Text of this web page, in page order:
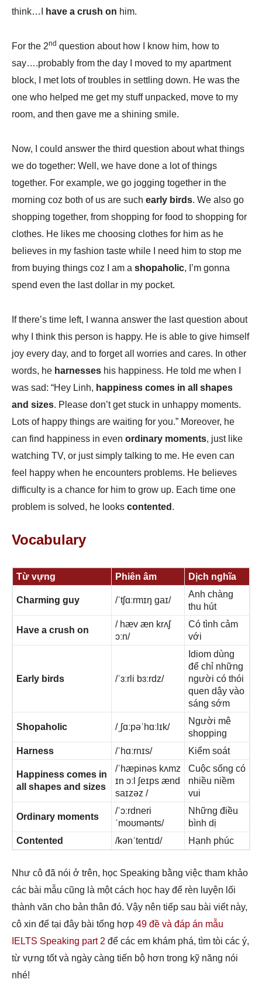
think…I
have a crush on him.
For the 2nd question about how I know him, how to
say….probably from the day I moved to my apartment
block, I met lots of troubles in settling down. He was the
one who helped me get my stuff unpacked, move to my
room, and then gave me a shining smile.
Now, I could answer the third question about what things
we do together: Well, we have done a lot of things
together. For example, we go jogging together in the
morning coz both of us are such early birds. We also go
shopping together, from shopping for food to shopping for
clothes. He likes me choosing clothes for him as he
believes in my fashion taste while I need him to stop me
from buying things coz I am a shopaholic, I’m gonna
spend even the last dollar in my pocket.
If there’s time left, I wanna answer the last question about
why I think this person is happy. He is able to give himself
joy every day, and to forget all worries and cares. In other
words, he harnesses his happiness. He told me when I
was sad: “Hey Linh, happiness comes in all shapes
and sizes. Please don’t get stuck in unhappy moments.
Lots of happy things are waiting for you.” Moreover, he
can find happiness in even ordinary moments, just like
watching TV, or just simply talking to me. He even can
feel happy when he encounters problems. He believes
difficulty is a chance for him to grow up. Each time one
problem is solved, he looks contented .
Vocabulary
Từ vựng Phiên âm Dịch nghĩa
Charming guy /ˈtʃɑːrmɪŋ ɡaɪ/
Anh chàng
thu hút
Have a crush on
/ hæv æn krʌʃ
ɔːn/
Có tình cảm
với
Early birds /ˈɜːrli bɜːrdz/
Idiom dùng
để chỉ những
người có thói
quen dậy vào
sáng sớm
Shopaholic /ˌʃɑːpəˈhɑːlɪk/
Người mê
shopping
Harness
/ˈhɑːrnɪs/ Kiểm soát
Happiness comes in
all shapes and sizes
/ˈhæpinəs kʌmz
ɪn ɔːl ʃeɪps ænd
saɪzəz /
Cuộc sống có
nhiều niềm
vui
Ordinary moments
/ˈɔːrdneri
ˈmoʊmənts/
Những điều
bình dị
Contented
/kənˈtentɪd/ Hạnh phúc
Như cô đã nói ở trên, học Speaking bằng việc tham khảo
các bài mẫu cũng là một cách học hay để rèn luyện lối
thành văn cho bản thân đó. Vậy nên tiếp sau bài viết này,
cô xin để tại đây bài tổng hợp 49 đề và đáp án mẫu
IELTS Speaking part 2 để các em khám phá, tìm tòi các ý,
từ vựng tốt và ngày càng tiến bộ hơn trong kỹ năng nói
nhé!